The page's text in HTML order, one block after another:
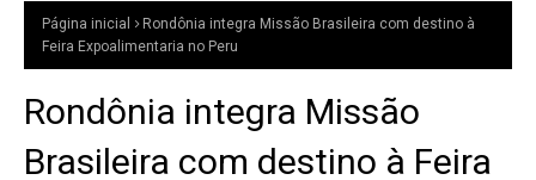
Página inicial
Rondônia integra Missão Brasileira com destino à
Feira Expoalimentaria no Peru
Rondônia integra Missão
Brasileira com destino à Feira